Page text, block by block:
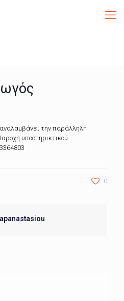
την παράλληλη
υποστηρικτικού
0